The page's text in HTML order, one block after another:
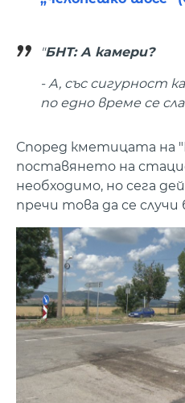
"БНТ: А камери?
- А, със сигурност
по едно време се
Според кметицата на
поставянето на
необходимо, но сега
пречи това да се случи